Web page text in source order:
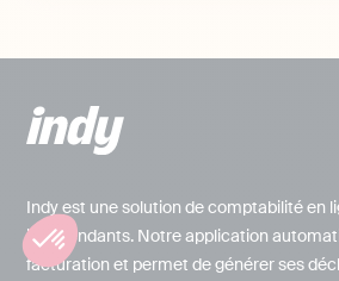
Indy est une solution de comptabilité en
indépendants. Notre application
facturation et permet de générer ses